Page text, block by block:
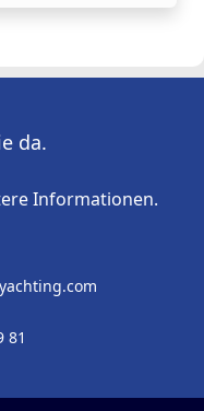
da.
Informationen.
81